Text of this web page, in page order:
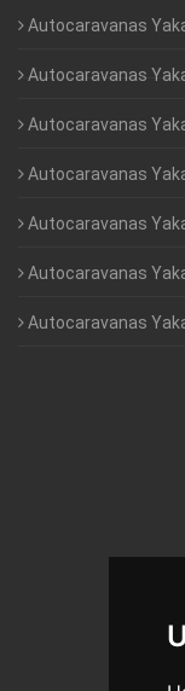
Autocaravanas
Autocaravanas
Autocaravanas
Autocaravanas
Autocaravanas
Autocaravanas
Autocaravanas